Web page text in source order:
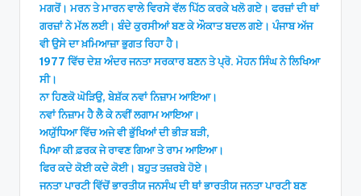
ਮਗਰੋਂ। ਮਰਨ ਤੇ ਮਾਰਨ ਵਾਲੇ ਵਿਰਸੇ ਵੱਲ ਪਿੱਠ ਕਰਕੇ ਖਲੋ ਗਏ। ਫਰਜ਼ਾਂ ਦੀ ਥਾਂ
ਗਰਜ਼ਾਂ ਨੇ ਮੱਲ ਲਈ। ਬੰਦੇ ਕੁਰਸੀਆਂ ਬਣ ਕੇ ਔਕਾਤ ਬਦਲ ਗਏ। ਪੰਜਾਬ ਅੱਜ
ਵੀ ਉਸੇ ਦਾ ਖ਼ਮਿਆਜ਼ਾ ਭੁਗਤ ਰਿਹਾ ਹੈ।
1977 ਵਿੱਚ ਦੇਸ਼ ਅੰਦਰ ਜਨਤਾ ਸਰਕਾਰ ਬਣਨ ਤੇ ਪ੍ਰੋ. ਮੋਹਨ ਸਿੰਘ ਨੇ ਲਿਖਿਆ
ਸੀ।
ਨਾ ਹਿਣਕੋ ਘੋੜਿਉ, ਬੇਸ਼ੱਕ ਨਵਾਂ ਨਿਜ਼ਾਮ ਆਇਆ।
ਨਵਾਂ ਨਿਜ਼ਾਮ ਹੈ ਲੈ ਕੇ ਨਵੀਂ ਲਗਾਮ ਆਇਆ।
ਅਯੁੱਧਿਆ ਵਿੱਚ ਅਜੇ ਵੀ ਭੁੱਖਿਆਂ ਦੀ ਭੀੜ ਬੜੀ,
ਪਿਆ ਕੀ ਫ਼ਰਕ ਜੇ ਰਾਵਣ ਗਿਆ ਤੇ ਰਾਮ ਆਇਆ।
ਫਿਰ ਕਦੇ ਕੋਈ ਕਦੇ ਕੋਈ। ਬਹੁਤ ਤਜ਼ਰਬੇ ਹੋਏ।
ਜਨਤਾ ਪਾਰਟੀ ਵਿੱਚੋਂ ਭਾਰਤੀਯ ਜਨਸੰਘ ਦੀ ਥਾਂ ਭਾਰਤੀਯ ਜਨਤਾ ਪਾਰਟੀ ਬਣ